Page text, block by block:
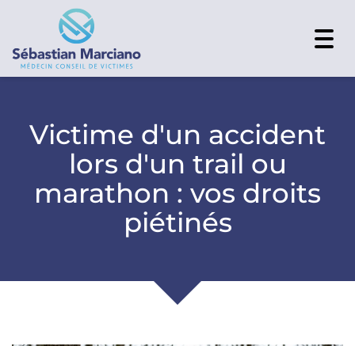
Victime d'un accident
lors d'un trail ou
marathon : vos droits
piétinés